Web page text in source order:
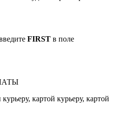
FIRST в поле
картой курьеру, картой